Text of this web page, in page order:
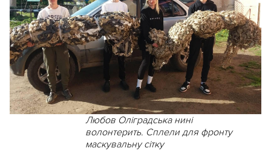
Любов Оліградська нині
волонтерить. Сплели для фронту
маскувальну сітку